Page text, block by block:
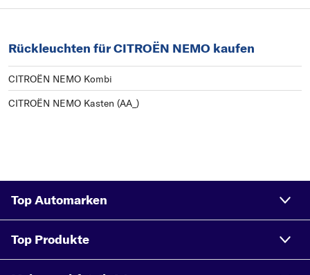
Rückleuchten für CITROËN NEMO kaufen
CITROËN NEMO Kombi
CITROËN NEMO Kasten (AA_)
Top Automarken
Top Produkte